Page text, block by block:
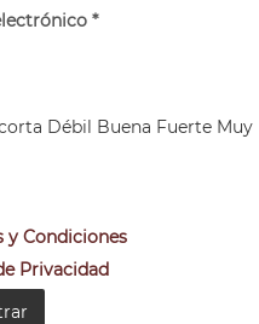
*
Débil Buena Fuerte Muy
y Condiciones
Privacidad